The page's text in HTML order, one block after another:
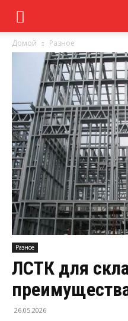
Домой Разное
Разное
ЛСТК для
26.05.2026